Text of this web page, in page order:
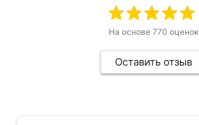
На основе 770 оценок
Оставить отзыв